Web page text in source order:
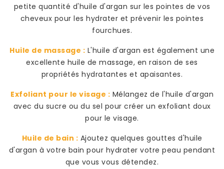
petite quantité d'huile d'argan sur les pointes de vos
cheveux pour les hydrater et prévenir les pointes
fourchues.
Huile de massage : L'huile d'argan est également une
excellente huile de massage, en raison de ses
propriétés hydratantes et apaisantes.
Exfoliant pour le visage : Mélangez de l'huile d'argan
avec du sucre ou du sel pour créer un exfoliant doux
pour le visage.
Huile de bain : Ajoutez quelques gouttes d'huile
d'argan à votre bain pour hydrater votre peau pendant
que vous vous détendez.